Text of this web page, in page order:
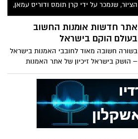
הציור, שנמכר על ידי קרן תומס ודוריס עמאן,
עשוי להפוך ליצירת האמנות היקרה ביותר
מהמאה ה-20 שנמכרה אי פעם במכירה
פומבית כאשר הוא יוצע למכירה בניו יורק
אתר חדשות אומנות החשוב
בעולם הוקם בישראל
בשורה חשובה מאוד לחובבי האמנות בישראל
– הושק בישראל זיכיון של אתר האמנות
החשוב בעולם - The Art Newspaper –
Newspaper Israel אתר אומנות ישראלי
יוקרתי המסקר את כל מה שקורה בעולם
האמנות ב30 מדינות ובישראל